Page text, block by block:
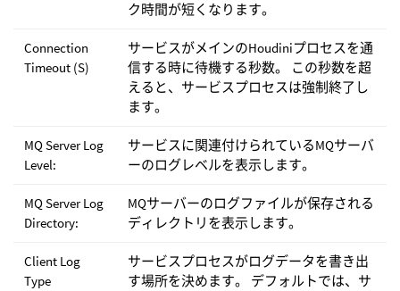
ク時間が短くなります。
Connection
Timeout (S)
サービスがメインのHoudiniプロセスを通
信する時に待機する秒数。 この秒数を超
えると、サービスプロセスは強制終了し
ます。
MQ Server Log
Level:
サービスに関連付けられているMQサーバ
ーのログレベルを表示します。
MQ Server Log
Directory:
MQサーバーのログファイルが保存される
ディレクトリを表示します。
Client Log
Type
サービスプロセスがログデータを書き出
す場所を決めます。 デフォルトでは、サ